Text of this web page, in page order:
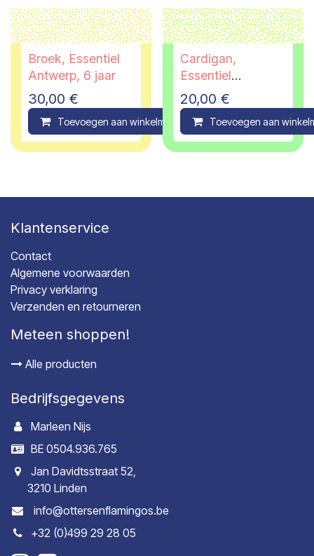
Broek, Essentiel
Antwerp, 6 jaar
30,00 €
Toevoegen aan winkelmandje Compare
Cardigan,
Essentiel
Antwerp, 12 jaar -
PI
20,00 €
Toevoegen aan
Klantenservice
Contact
Algemene voorwaarden
Privacy verklaring
Verzenden en retourneren
Meteen shoppen!
Alle producten
Bedrijfsgegevens
Marleen Nijs
BE 0504.936.765
Jan Davidtsstraat 52,
3210 Linden
info@ottersenflamingos.be
+32 (0)499 29 28 05